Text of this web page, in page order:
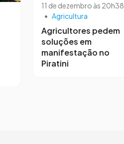
11 de dezembro às 20h38
• Agricultura
Agricultores pedem
soluções em
manifestação no
Piratini